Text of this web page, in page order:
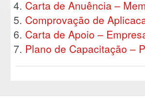
Carta de Anuência –
Comprovação de
Carta de Apoio –
Plano de Capacitação –